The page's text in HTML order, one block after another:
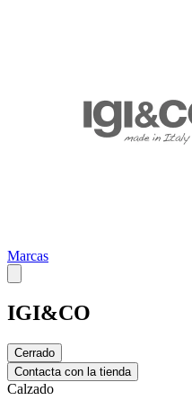
Marcas
IGI&CO
Cerrado
Contacta con la tienda
Calzado